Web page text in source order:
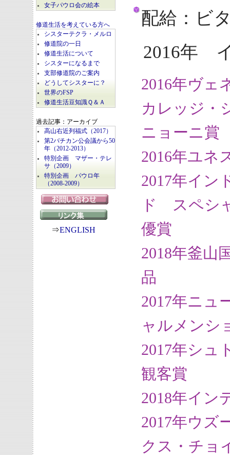
女子パウロ会の絵本
修道生活を考えている方へ
シスターテクラ・メルロ
修道院の一日
修道生活について
シスターになるまで
支部修道院のご案内
どうしてシスターに？
世界のFSP
修道生活豆知識Ｑ＆Ａ
過去記事：アーカイブ
高山右近列福式（2017）
第2バチカン公会議から50
年（2012-2013）
特別企画 マザー・テレ
サ（2009）
特別企画 パウロ年
（2008-2009）
⇒ENGLISH
配給：ビ
2016年
2016年ヴェ
カレッジ・
ニョーニ賞
2016年ユネ
2017年イン
ド スペシ
優賞
2018年釜山
品
2017年ニュ
ャルメンシ
2017年シュ
観客賞
2018年イン
2017年ウズ
クス・チョ